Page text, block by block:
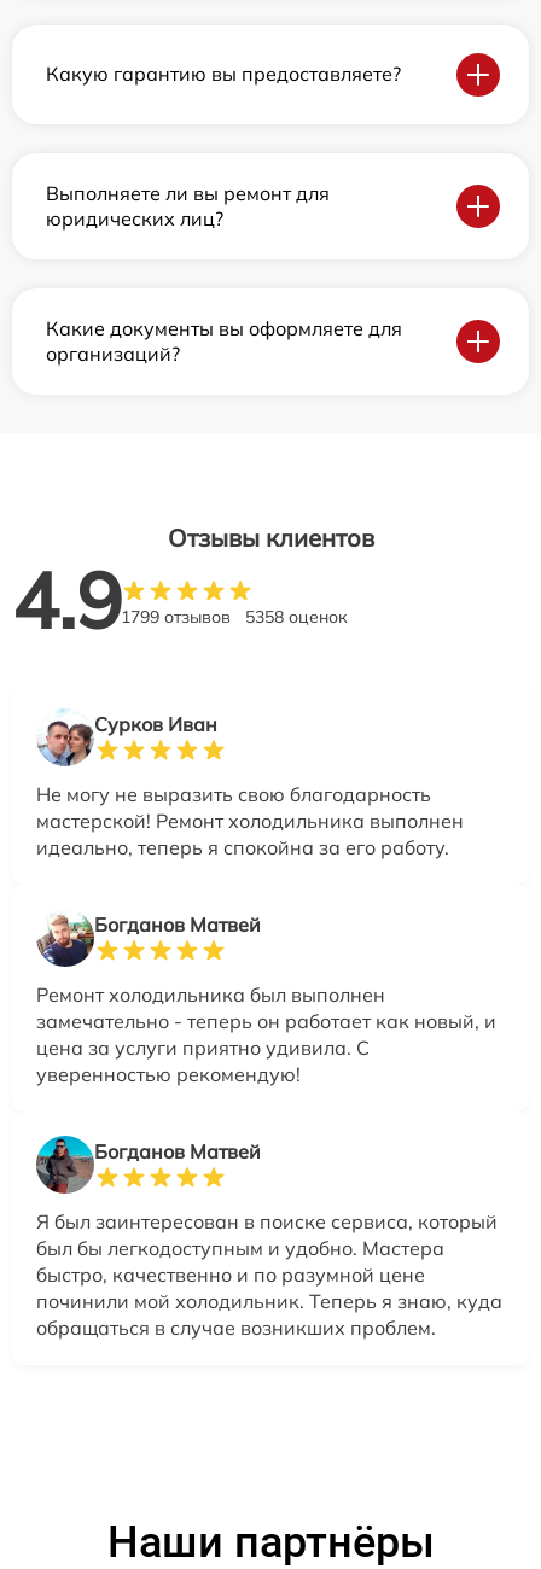
Какую гарантию вы предоставляете?
Выполняете ли вы ремонт для
юридических лиц?
Какие документы вы оформляете для
организаций?
Отзывы клиентов
4.91799 отзывов 5358 оценок
Сурков Иван
Не могу не выразить свою благодарность
мастерской! Ремонт холодильника выполнен
идеально, теперь я спокойна за его работу.
Богданов Матвей
Ремонт холодильника был выполнен
замечательно - теперь он работает как новый, и
цена за услуги приятно удивила. С
уверенностью рекомендую!
Богданов Матвей
Я был заинтересован в поиске сервиса, который
был бы легкодоступным и удобно. Мастера
быстро, качественно и по разумной цене
починили мой холодильник. Теперь я знаю, куда
обращаться в случае возникших проблем.
Наши партнёры